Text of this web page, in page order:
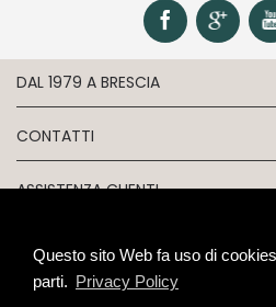
Questo sito Web fa uso di
parti. Privacy Policy
DAL 1979 A BRESCIA
CONTATTI
ASSISTENZA CLIENTI
INFORMATION